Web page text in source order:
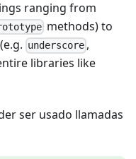
ranging from
methods) to
underscore ,
libraries like
ser usado llamadas